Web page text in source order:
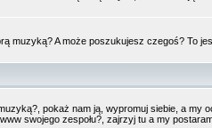
muzyką? A może poszukujesz czegoś? To
pokaż nam ją, wypromuj siebie, a my
swojego zespołu?, zajrzyj tu a my